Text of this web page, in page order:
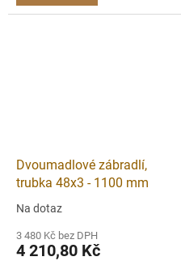
Dvoumadlové zábradlí,
trubka 48x3 - 1100 mm
Na dotaz
3 480 Kč bez DPH
4 210,80 Kč